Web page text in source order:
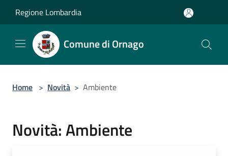
Regione Lombardia
Comune di Ornago
Home > Novità > Ambiente
Novità: Ambiente